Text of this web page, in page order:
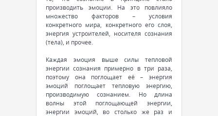
производить эмоции. На это повлияло
множество факторов – условия
конкретного мира, конкретного его слоя,
энергия устроителей, носителя сознания
(тела), и прочее.
Каждая эмоция выше силы тепловой
энергии сознания примерно в три раза,
поэтому она поглощает её – энергия
эмоций поглощает тепловую энергию,
производимую сознанием. Но длина
волны этой поглощающей энергии,
энергии эмоций, во столько же раз и